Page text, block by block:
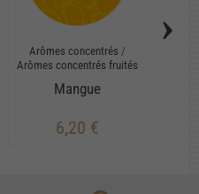
Arômes concentrés /
Arômes concentrés fruités
Mangue
6,20 €
›